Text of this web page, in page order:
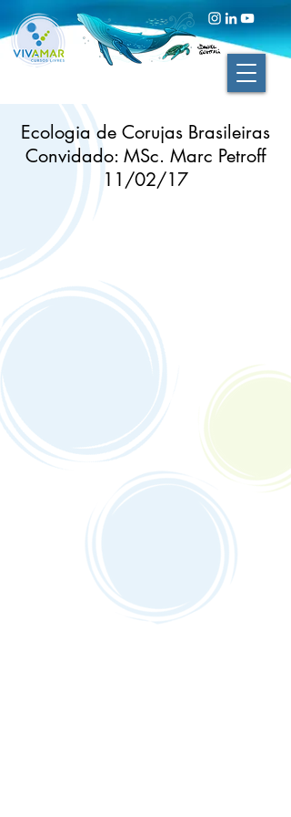
Ecologia de Corujas Brasileiras
Convidado: MSc. Marc Petroff
11/02/17